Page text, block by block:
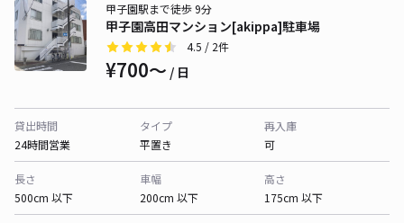
甲子園高田マンション[akippa]駐車場
甲子園駅まで徒歩 9分
4.5 / 2件
¥700〜 / 日
貸出時間
24時間営業
タイプ
平置き
再入庫
可
長さ
500cm 以下
車幅
200cm 以下
高さ
175cm 以下